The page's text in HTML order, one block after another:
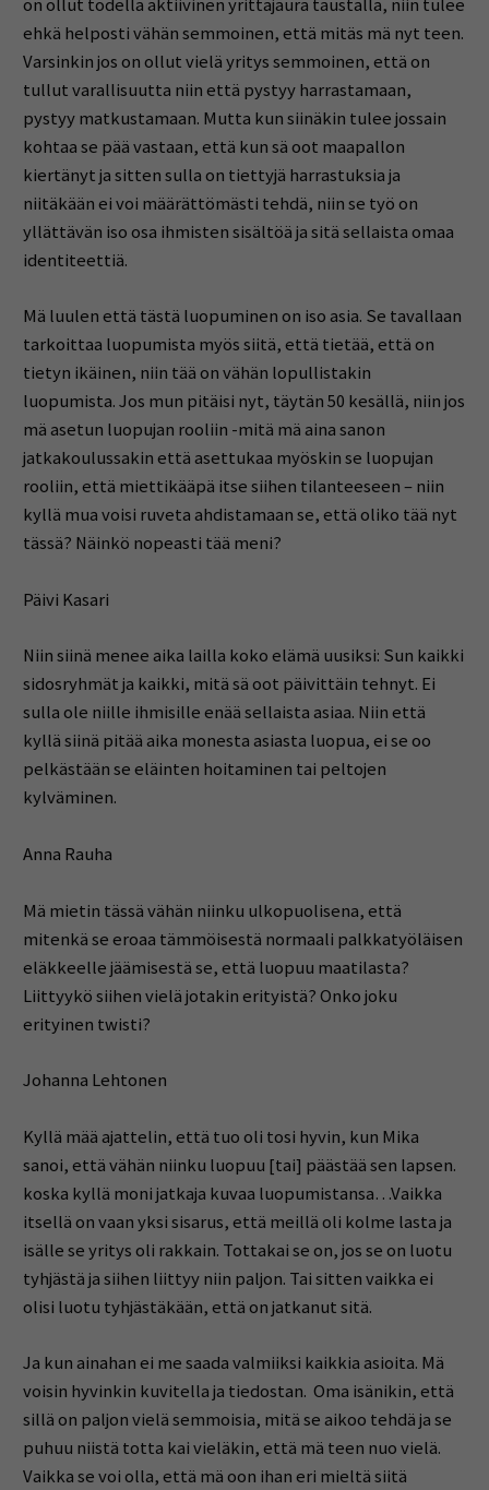
ehkä helposti vähän semmoinen, että mitäs mä nyt teen.
Varsinkin jos on ollut vielä yritys semmoinen, että on
tullut varallisuutta niin että pystyy harrastamaan,
pystyy matkustamaan. Mutta kun siinäkin tulee jossain
kohtaa se pää vastaan, että kun sä oot maapallon
kiertänyt ja sitten sulla on tiettyjä harrastuksia ja
niitäkään ei voi määrättömästi tehdä, niin se työ on
yllättävän iso osa ihmisten sisältöä ja sitä sellaista omaa
identiteettiä.
Mä luulen että tästä luopuminen on iso asia. Se tavallaan
tarkoittaa luopumista myös siitä, että tietää, että on
tietyn ikäinen, niin tää on vähän lopullistakin
luopumista. Jos mun pitäisi nyt, täytän 50 kesällä, niin jos
mä asetun luopujan rooliin -mitä mä aina sanon
jatkakoulussakin että asettukaa myöskin se luopujan
rooliin, että miettikääpä itse siihen tilanteeseen – niin
kyllä mua voisi ruveta ahdistamaan se, että oliko tää nyt
tässä? Näinkö nopeasti tää meni?
Päivi Kasari
Niin siinä menee aika lailla koko elämä uusiksi: Sun kaikki
sidosryhmät ja kaikki, mitä sä oot päivittäin tehnyt. Ei
sulla ole niille ihmisille enää sellaista asiaa. Niin että
kyllä siinä pitää aika monesta asiasta luopua, ei se oo
pelkästään se eläinten hoitaminen tai peltojen
kylväminen.
Anna Rauha
Mä mietin tässä vähän niinku ulkopuolisena, että
mitenkä se eroaa tämmöisestä normaali palkkatyöläisen
eläkkeelle jäämisestä se, että luopuu maatilasta?
Liittyykö siihen vielä jotakin erityistä? Onko joku
erityinen twisti?
Johanna Lehtonen
Kyllä mää ajattelin, että tuo oli tosi hyvin, kun Mika
sanoi, että vähän niinku luopuu [tai] päästää sen lapsen.
koska kyllä moni jatkaja kuvaa luopumistansa…Vaikka
itsellä on vaan yksi sisarus, että meillä oli kolme lasta ja
isälle se yritys oli rakkain. Tottakai se on, jos se on luotu
tyhjästä ja siihen liittyy niin paljon. Tai sitten vaikka ei
olisi luotu tyhjästäkään, että on jatkanut sitä.
Ja kun ainahan ei me saada valmiiksi kaikkia asioita. Mä
voisin hyvinkin kuvitella ja tiedostan. Oma isänikin, että
sillä on paljon vielä semmoisia, mitä se aikoo tehdä ja se
puhuu niistä totta kai vieläkin, että mä teen nuo vielä.
Vaikka se voi olla, että mä oon ihan eri mieltä siitä